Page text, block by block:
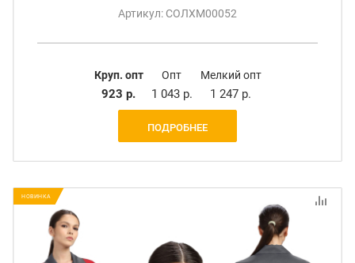
Артикул: СОЛХМ00052
Круп. опт
923 р.
Опт
1 043 р.
Мелкий опт
1 247 р.
ПОДРОБНЕЕ
НОВИНКА